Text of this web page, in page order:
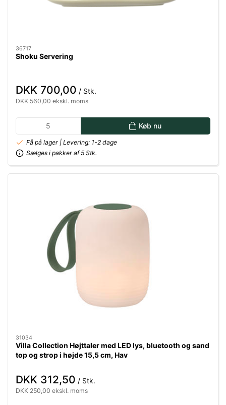
36717
Shoku Servering
DKK 700,00 / Stk.
DKK 560,00 ekskl. moms
Køb nu
Få på lager | Levering: 1-2 dage
Sælges i pakker af 5 Stk.
31034
Villa Collection Højttaler med LED lys, bluetooth og sand
top og strop i højde 15,5 cm, Hav
DKK 312,50 / Stk.
DKK 250,00 ekskl. moms